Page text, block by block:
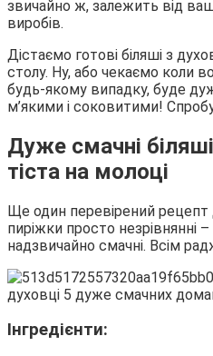
звичайно ж, залежить від
виробів.
Дістаємо готові біляші з
столу. Ну, або чекаємо коли
будь-якому випадку, буде
м’якими і соковитими!
Дуже смачні
тіста на молоці
Ще один перевірений рецепт
пиріжки просто незрівнянні –
надзвичайно смачні. Всім
Інгредієнти: